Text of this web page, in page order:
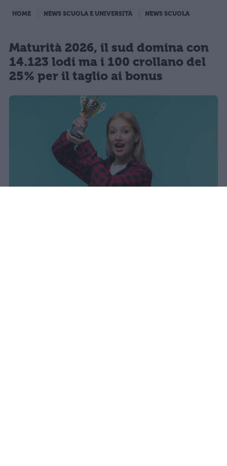
HOME NEWS SCUOLA E UNIVERSITÀ NEWS SCUOLA
Maturità 2026, il sud domina con
14.123 lodi ma i 100 crollano del
25% per il taglio ai bonus